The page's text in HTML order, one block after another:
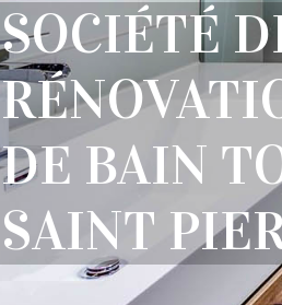
SOCIÉTÉ
DE BAIN
SAINT